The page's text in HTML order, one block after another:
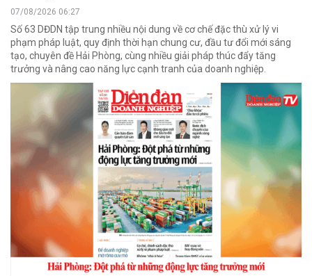
07/08/2026 06:27
Số 63 DĐDN tập trung nhiều nội dung về cơ chế đặc thù xử lý vi
phạm pháp luật, quy định thời hạn chung cư, đầu tư đổi mới sáng
tạo, chuyên đề Hải Phòng, cùng nhiều giải pháp thúc đẩy tăng
trưởng và nâng cao năng lực cạnh tranh của doanh nghiệp.